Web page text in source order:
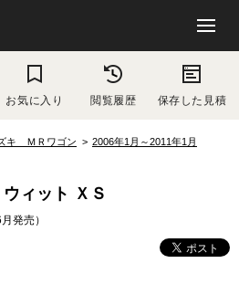
お気に入り 閲覧履歴 保存した見積
キ ＭＲワゴン
2006年1月～2011年1月
ィット ＸＳ
発売）